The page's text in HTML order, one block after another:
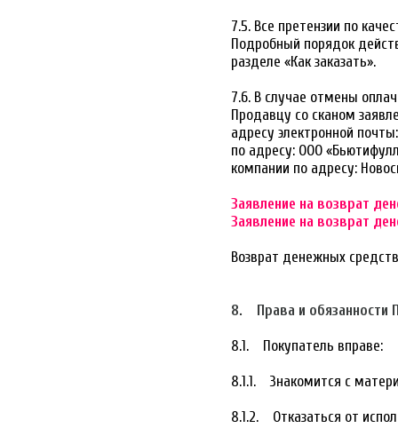
7.5. Все претензии по
Подробный порядок
разделе «Как заказать».
7.6. В случае отмены
Продавцу со сканом
адресу электронной
по адресу: ООО
компании по адресу:
Заявление на возврат
Заявление на возврат
Возврат денежных
8. Права и обязанности
8.1. Покупатель вправе:
8.1.1. Знакомится с
8.1.2. Отказаться от